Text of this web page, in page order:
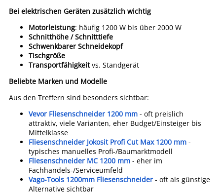
Bei elektrischen Geräten zusätzlich wichtig
Motorleistung: häufig 1200 W bis über 2000 W
Schnitthöhe / Schnitttiefe
Schwenkbarer Schneidekopf
Tischgröße
Transportfähigkeitvs. Standgerät
Beliebte Marken und Modelle
Aus den Treffern sind besonders sichtbar:
Vevor Fliesenschneider 1200 mm - oft preislich
attraktiv, viele Varianten, eher Budget/Einsteiger bis
Mittelklasse
Fliesenschneider Jokosit Profi Cut Max 1200 mm -
typisches manuelles Profi-/Baumarktmodell
Fliesenschneider MC 1200 mm - eher im
Fachhandels-/Serviceumfeld
Vago-Tools 1200mm Fliesenschneider - oft als günstige
Alternative sichtbar